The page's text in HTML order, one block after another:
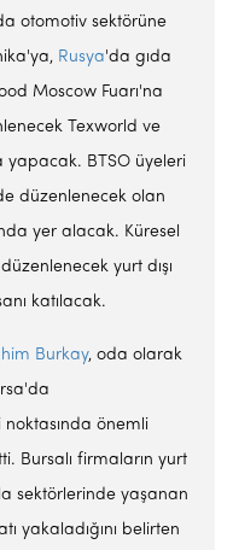
otomotiv sektörüne
Rusya'da gıda
Moscow Fuarı'na
Texworld ve
yapacak. BTSO üyeleri
düzenlenecek olan
yer alacak. Küresel
yurt dışı
katılacak.
Burkay, oda olarak
noktasında önemli
Bursalı firmaların yurt
sektörlerinde yaşanan
yakaladığını belirten